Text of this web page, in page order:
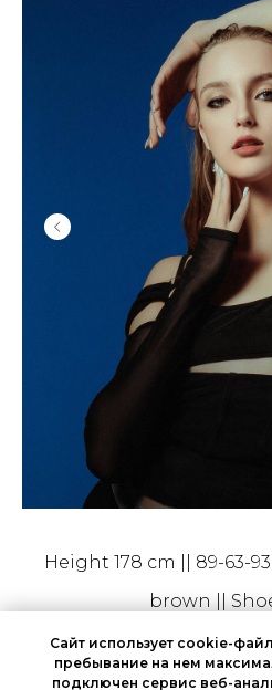
Height 178 cm || 89-63-
brown ||
Сайт использует cookie-
пребывание на нем
подключен сервис веб-